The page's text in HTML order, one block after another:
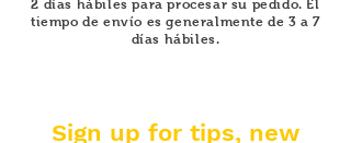
2 días hábiles para procesar su pedido. El
tiempo de envío es generalmente de 3 a 7
días hábiles.
Sign up for tips, new